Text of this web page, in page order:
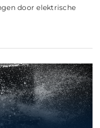
door elektrische